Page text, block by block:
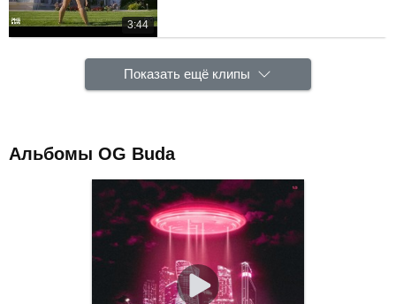
3:44
Показать ещё клипы
Альбомы OG Buda